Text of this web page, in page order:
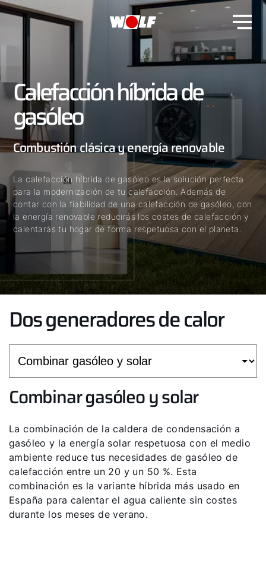
Calefacción híbrida de
gasóleo
Combustión clásica y energía renovable
La calefacción híbrida de gasóleo es la solución perfecta
para la modernización de tu calefacción. Además de
contar con la fiabilidad de una calefacción de gasóleo, con
la energía renovable reducirás los costes de calefacción y
calentarás tu hogar de forma respetuosa con el planeta.
Dos generadores de calor
Combinar gasóleo y solar
La combinación de la caldera de condensación a
gasóleo y la energía solar respetuosa con el medio
ambiente reduce tus necesidades de gasóleo de
calefacción entre un 20 y un 50 %. Esta
combinación es la variante híbrida más usado en
España para calentar el agua caliente sin costes
durante los meses de verano.